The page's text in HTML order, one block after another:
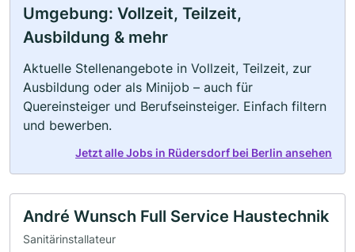
Umgebung: Vollzeit, Teilzeit,
Ausbildung & mehr
Aktuelle Stellenangebote in Vollzeit, Teilzeit, zur
Ausbildung oder als Minijob – auch für
Quereinsteiger und Berufseinsteiger. Einfach filtern
und bewerben.
Jetzt alle Jobs in Rüdersdorf bei Berlin ansehen
André Wunsch Full Service Haustechnik
Sanitärinstallateur